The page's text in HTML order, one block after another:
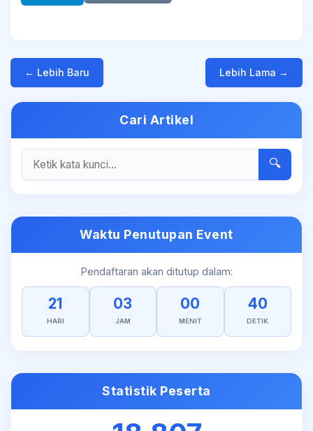
← Lebih Baru Lebih Lama →
Cari Artikel
🔍
Waktu Penutupan Event
Pendaftaran akan ditutup dalam:
21
HARI
03
JAM
00
MENIT
40
DETIK
Statistik Peserta